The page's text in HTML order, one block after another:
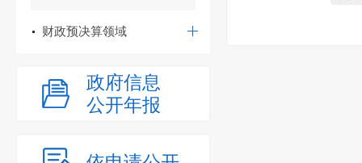
财政预决算领域
政府信息
公开年报